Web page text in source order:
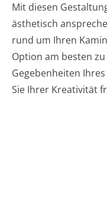
Mit diesen
ästhetisch
rund um Ihren
Option am besten
Gegebenheiten
Sie Ihrer Kreativität